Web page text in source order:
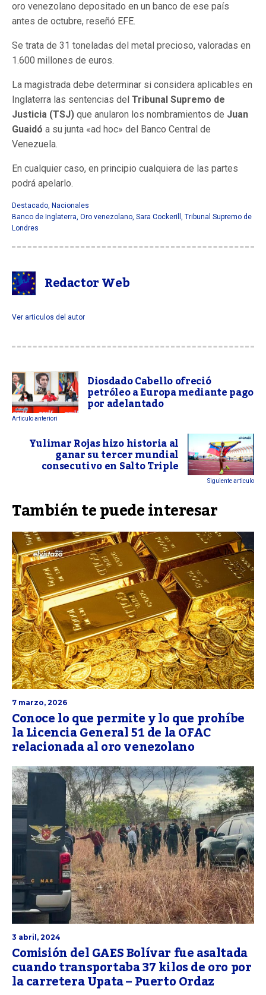
oro venezolano depositado en un banco de ese país
antes de octubre, reseñó EFE.
Se trata de 31 toneladas del metal precioso, valoradas en
1.600 millones de euros.
La magistrada debe determinar si considera aplicables en
Inglaterra las sentencias del Tribunal Supremo de
Justicia (TSJ) que anularon los nombramientos de Juan
Guaidó a su junta «ad hoc» del Banco Central de
Venezuela.
En cualquier caso, en principio cualquiera de las partes
podrá apelarlo.
Destacado, Nacionales
Banco de Inglaterra, Oro venezolano, Sara Cockerill , Tribunal Supremo de
Londres
Redactor Web
Ver articulos del autor
Diosdado Cabello ofreció
petróleo a Europa mediante pago
por adelantado
Articulo anteriori
Yulimar Rojas hizo historia al
ganar su tercer mundial
consecutivo en Salto Triple
Siguiente articulo
También te puede interesar
7 marzo, 2026
Conoce lo que permite y lo que prohíbe
la Licencia General 51 de la OFAC
relacionada al oro venezolano
3 abril, 2024
Comisión del GAES Bolívar fue asaltada
cuando transportaba 37 kilos de oro por
la carretera Upata – Puerto Ordaz